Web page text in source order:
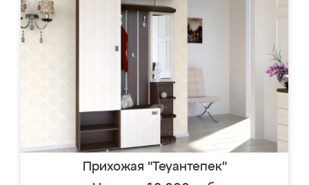
Прихожая "Теуантепек"